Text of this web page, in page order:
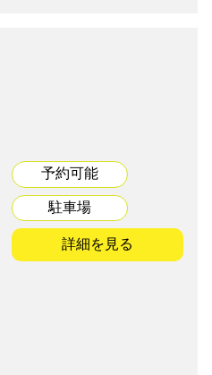
予約可能
駐車場
詳細を見る